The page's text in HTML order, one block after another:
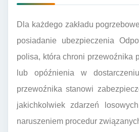
Dla każdego zakładu
posiadanie ubezpieczenia
polisa, która chroni przewoźnika
lub opóźnienia w
przewoźnika stanowi
jakichkolwiek zdarzeń
naruszeniem procedur